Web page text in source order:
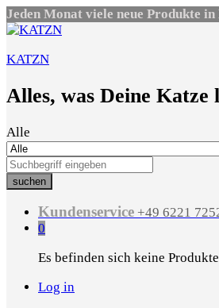
Jeden Monat viele neue Produkte
KATZN
Alles, was Deine Katze
Alle
suchen
Kundenservice +49 6221
0
Es befinden sich keine
Log in